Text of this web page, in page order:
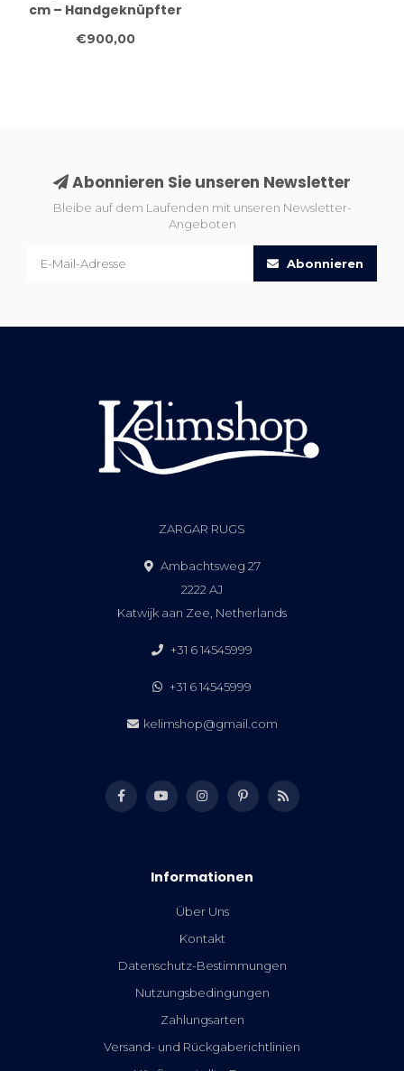
cm – Handgeknüpfter
Wollteppich
€900,00
Abonnieren Sie unseren Newsletter
Bleibe auf dem Laufenden mit unseren Newsletter-
Angeboten
Abonnieren
ZARGAR RUGS
Ambachtsweg 27
2222 AJ
Katwijk aan Zee, Netherlands
+31 6 14545999
+31 6 14545999
kelimshop@gmail.com
Informationen
Über Uns
Kontakt
Datenschutz-Bestimmungen
Nutzungsbedingungen
Zahlungsarten
Versand- und Rückgaberichtlinien